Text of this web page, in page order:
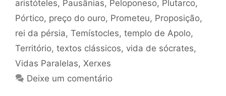
aristóteles, Pausânias, Peloponeso, Plutarco,
Pórtico, preço do ouro, Prometeu, Proposição,
rei da pérsia, Temístocles, templo de Apolo,
Território, textos clássicos, vida de sócrates,
Vidas Paralelas, Xerxes
Deixe um comentário